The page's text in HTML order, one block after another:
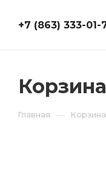
+7 (863) 333-01-
Корзина
Главная — Корзина